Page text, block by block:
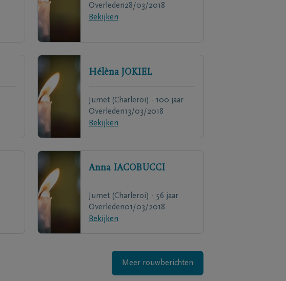
Overleden28/03/2018
Bekijken
Hélèna JOKIEL
Jumet (Charleroi) - 100 jaar
Overleden13/03/2018
Bekijken
Anna IACOBUCCI
Jumet (Charleroi) - 56 jaar
Overleden01/03/2018
Bekijken
Meer rouwberichten